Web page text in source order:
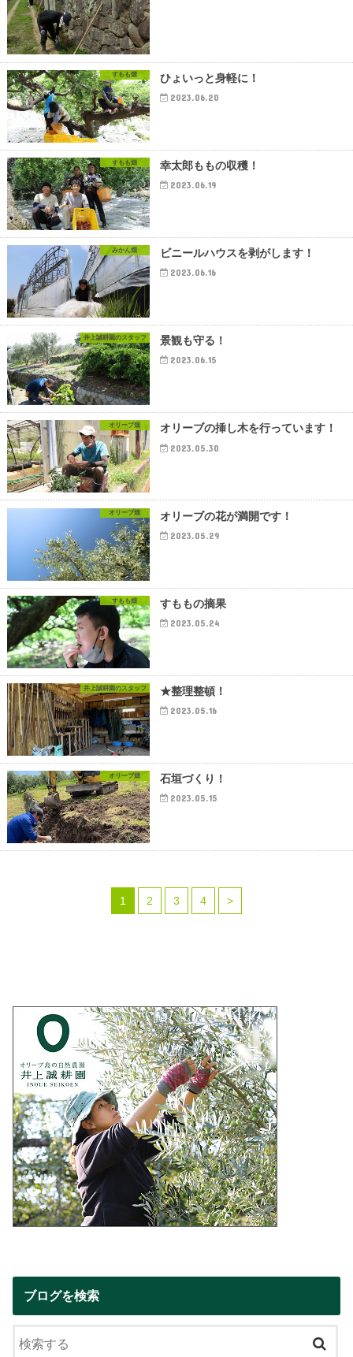
すもも畑 ひょいっと身軽に！
2023.06.20
すもも畑 幸太郎ももの収穫！
2023.06.19
みかん畑 ビニールハウスを剥がします！
2023.06.16
井上誠耕園のスタッフ 景観も守る！
2023.06.15
オリーブ畑 オリーブの挿し木を行っています！
2023.05.30
オリーブ畑 オリーブの花が満開です！
2023.05.29
すもも畑 すももの摘果
2023.05.24
井上誠耕園のスタッフ ★整理整頓！
2023.05.16
オリーブ畑 石垣づくり！
2023.05.15
1 2 3 4 >
ブログを検索